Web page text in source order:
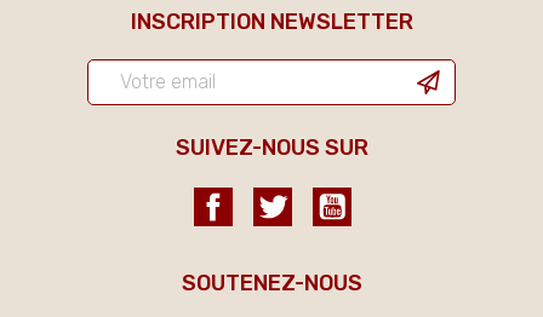
INSCRIPTION NEWSLETTER
SUIVEZ-NOUS SUR
FacebookTwitter
SOUTENEZ-NOUS